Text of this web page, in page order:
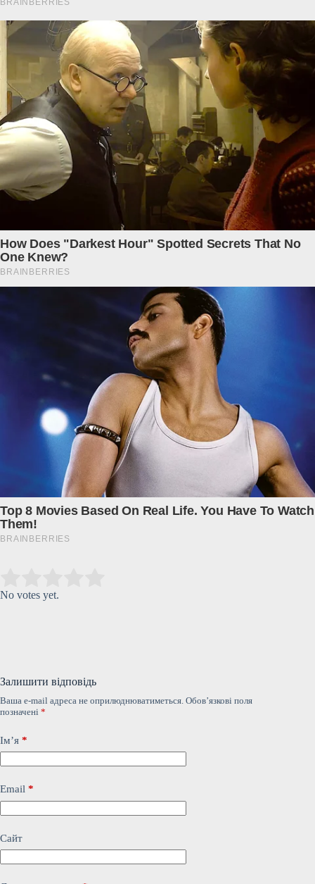
No votes yet.
Залишити відповідь
Ваша e-mail адреса не оприлюднюватиметься. Обов’язкові поля
позначені *
Ім’я *
Email *
Сайт